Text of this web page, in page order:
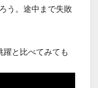
う。途中まで失敗
躍と比べてみても